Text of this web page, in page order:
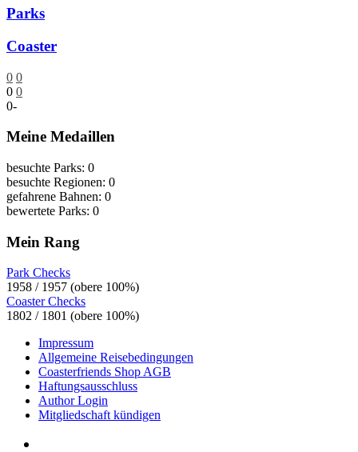
Parks
Coaster
0 0
0 0
0-
Meine Medaillen
besuchte Parks: 0
besuchte Regionen: 0
gefahrene Bahnen: 0
bewertete Parks: 0
Mein Rang
Park Checks
1958 / 1957 (obere 100%)
Coaster Checks
1802 / 1801 (obere 100%)
Impressum
Allgemeine Reisebedingungen
Coasterfriends Shop AGB
Haftungsausschluss
Author Login
Mitgliedschaft kündigen